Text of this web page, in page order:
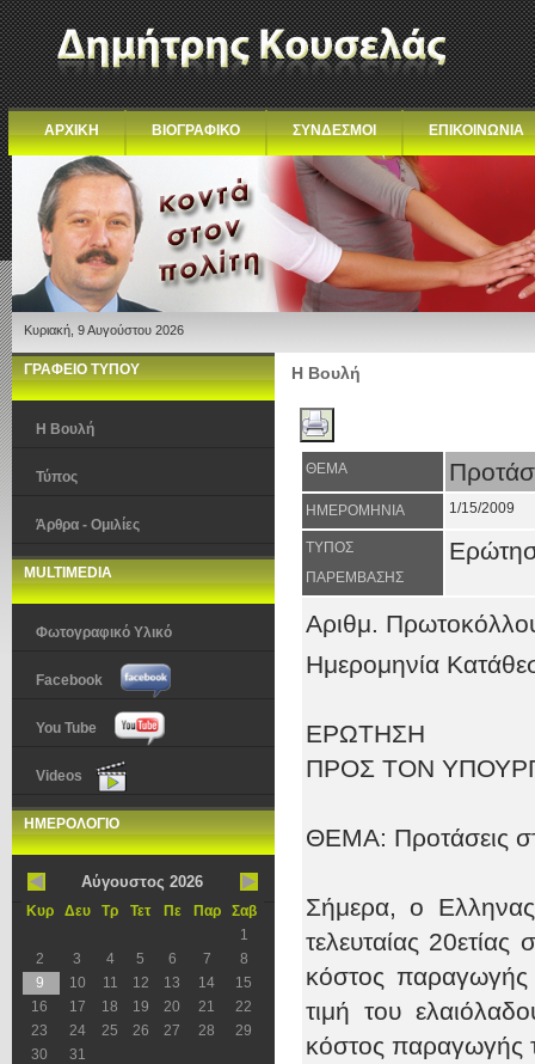
ΑΡΧΙΚΗ ΒΙΟΓΡΑΦΙΚΟ ΣΥΝΔΕΣΜΟΙ ΕΠΙΚΟΙΝΩΝΙΑ
Κυριακή, 9 Αυγούστου 2026
ΓΡΑΦΕΙΟ ΤΥΠΟΥ
Η Βουλή
Τύπος
Άρθρα - Ομιλίες
MULTIMEDIA
Φωτογραφικό Υλικό
Facebook
You Tube
Videos
ΗΜΕΡΟΛΟΓΙΟ
Αύγουστος 2026
Κυρ Δευ Τρ Τετ Πε Παρ
Σαβ
1
2
3 4 5 6 7
8
9
10 11 12 13 14
15
16
17 18 19 20 21
22
23
24 25 26 27 28
29
30
31
Η Βουλή
ΘΕΜΑ
ΗΜΕΡΟΜΗΝΙΑ 1/15/2009
ΤΥΠΟΣ
ΠΑΡΕΜΒΑΣΗΣ
Αριθμ.
Ημερομηνία
ΕΡΩΤΗΣΗ
ΠΡΟΣ ΤΟΝ
ΘΕΜΑ: Προτάσεις
Σήμερα, ο Ελληνας
τελευταίας
κόστος παραγωγής
τιμή του
κόστος παραγωγής